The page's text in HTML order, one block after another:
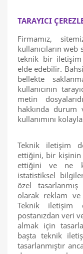
TARAYICI
Firmamız,
kullanıcıların
teknik bir iletişim
elde edebilir.
bellekte
kullanıcının
metin
hakkında
kullanımını
Teknik iletişim
ettiğini, bir kişinin
ettiğini ve ne
istatistiksel
özel
olarak reklam ve
Teknik iletişim
postanızdan veri
almak için
başta teknik
tasarlanmıştır